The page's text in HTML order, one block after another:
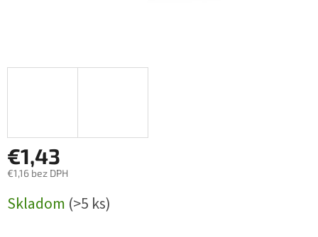
€1,43
€1,16 bez DPH
cena:
Skladom (>5 ks)